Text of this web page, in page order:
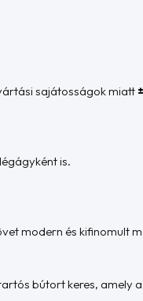
sajátosságok miatt
is.
modern és kifinomult
bútort keres, amely